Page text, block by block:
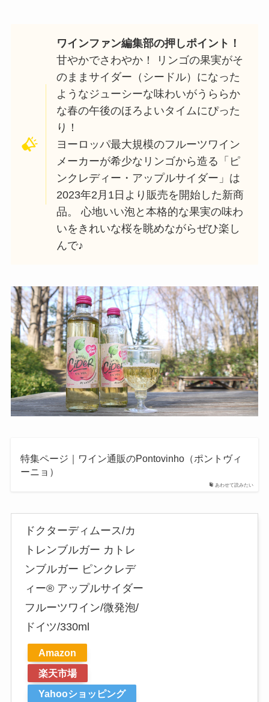
ワインファン編集部の押しポイント！
甘やかでさわやか！ リンゴの果実がそ
のままサイダー（シードル）になった
ようなジューシーな味わいがうららか
な春の午後のほろよいタイムにぴった
り！
ヨーロッパ最大規模のフルーツワイン
メーカーが希少なリンゴから造る「ピ
ンクレディー・アップルサイダー」は
2023年2月1日より販売を開始した新商
品。 心地いい泡と本格的な果実の味わ
いをきれいな桜を眺めながらぜひ楽し
んで♪
あわせて読みたい
特集ページ｜ワイン通販のPontovinho（ポントヴィ
ーニョ）
ドクターディムース/カ
トレンブルガー カトレ
ンブルガー ピンクレデ
ィー® アップルサイダー
フルーツワイン/微発泡/
ドイツ/330ml
Amazon
楽天市場
Yahooショッピング